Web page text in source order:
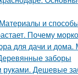
и
Почему
для дачи и дома.
заборы
Дешевые